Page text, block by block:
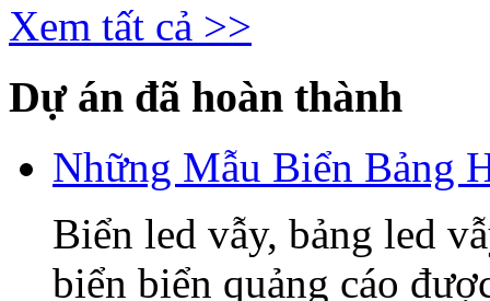
Xem tất cả >>
Dự án đã hoàn thành
Những Mẫu Biển Bảng
Biển led vẫy, bảng led
biển biển quảng cáo